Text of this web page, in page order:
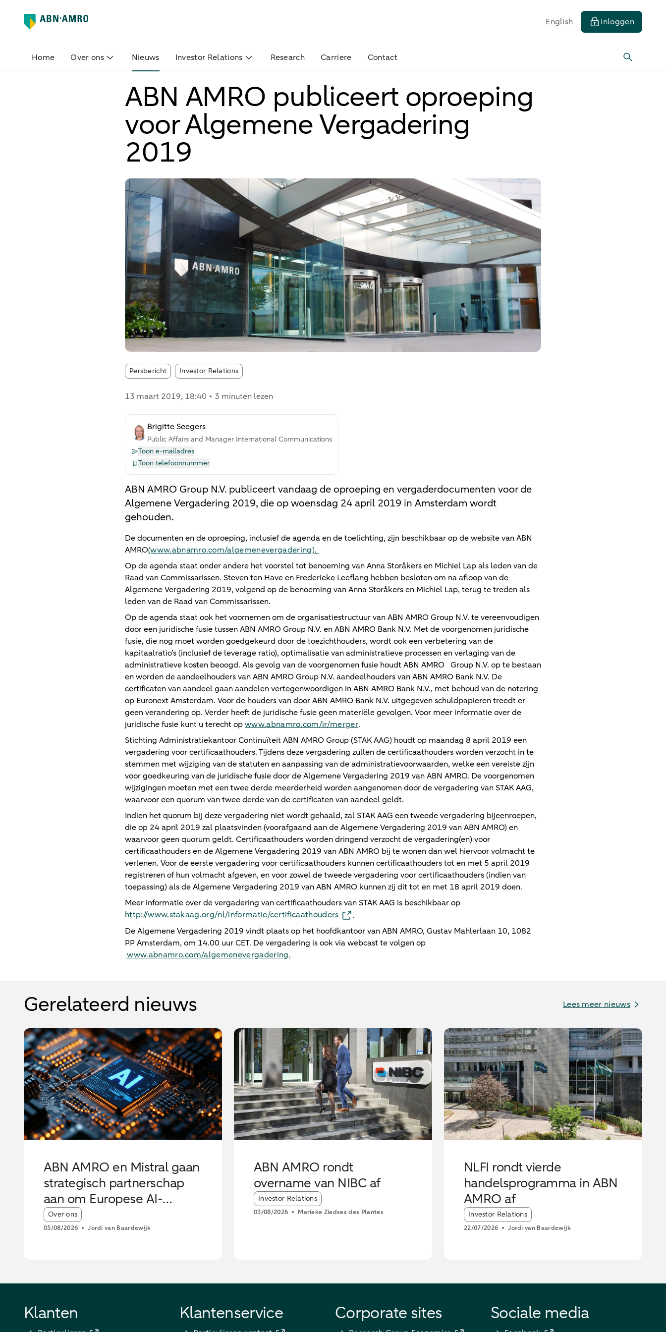
English Inloggen
Home Over ons Nieuws Investor Relations Research Carriere Contact
ABN AMRO publiceert oproeping
voor Algemene Vergadering
2019
Persbericht Article tags:
Investor Relations
13 maart 2019, 18:40 3 minuten lezen
Brigitte Seegers
Public Affairs and Manager International Communications
Toon e-mailadres
Toon telefoonnummer
ABN AMRO Group N.V. publiceert vandaag de oproeping en vergaderdocumenten voor de
Algemene Vergadering 2019, die op woensdag 24 april 2019 in Amsterdam wordt
gehouden.
De documenten en de oproeping, inclusief de agenda en de toelichting, zijn beschikbaar op de website van ABN
AMRO(www.abnamro.com/algemenevergadering).
Op de agenda staat onder andere het voorstel tot benoeming van Anna Storåkers en Michiel Lap als leden van de
Raad van Commissarissen. Steven ten Have en Frederieke Leeflang hebben besloten om na afloop van de
Algemene Vergadering 2019, volgend op de benoeming van Anna Storåkers en Michiel Lap, terug te treden als
leden van de Raad van Commissarissen.
Op de agenda staat ook het voornemen om de organisatiestructuur van ABN AMRO Group N.V. te vereenvoudigen
door een juridische fusie tussen ABN AMRO Group N.V. en ABN AMRO Bank N.V. Met de voorgenomen juridische
fusie, die nog moet worden goedgekeurd door de toezichthouders, wordt ook een verbetering van de
kapitaalratio’s (inclusief de leverage ratio), optimalisatie van administratieve processen en verlaging van de
administratieve kosten beoogd. Als gevolg van de voorgenomen fusie houdt ABN AMRO Group N.V. op te bestaan
en worden de aandeelhouders van ABN AMRO Group N.V. aandeelhouders van ABN AMRO Bank N.V. De
certificaten van aandeel gaan aandelen vertegenwoordigen in ABN AMRO Bank N.V., met behoud van de notering
op Euronext Amsterdam. Voor de houders van door ABN AMRO Bank N.V. uitgegeven schuldpapieren treedt er
geen verandering op. Verder heeft de juridische fusie geen materiële gevolgen. Voor meer informatie over de
juridische fusie kunt u terecht opwww.abnamro.com/ir/merger.
Stichting Administratiekantoor Continuïteit ABN AMRO Group (STAK AAG) houdt op maandag 8 april 2019 een
vergadering voor certificaathouders. Tijdens deze vergadering zullen de certificaathouders worden verzocht in te
stemmen met wijziging van de statuten en aanpassing van de administratievoorwaarden, welke een vereiste zijn
voor goedkeuring van de juridische fusie door de Algemene Vergadering 2019 van ABN AMRO. De voorgenomen
wijzigingen moeten met een twee derde meerderheid worden aangenomen door de vergadering van STAK AAG,
waarvoor een quorum van twee derde van de certificaten van aandeel geldt.
Indien het quorum bij deze vergadering niet wordt gehaald, zal STAK AAG een tweede vergadering bijeenroepen,
die op 24 april 2019 zal plaatsvinden (voorafgaand aan de Algemene Vergadering 2019 van ABN AMRO) en
waarvoor geen quorum geldt. Certificaathouders worden dringend verzocht de vergadering(en) voor
certificaathouders en de Algemene Vergadering 2019 van ABN AMRO bij te wonen dan wel hiervoor volmacht te
verlenen. Voor de eerste vergadering voor certificaathouders kunnen certificaathouders tot en met 5 april 2019
registreren of hun volmacht afgeven, en voor zowel de tweede vergadering voor certificaathouders (indien van
toepassing) als de Algemene Vergadering 2019 van ABN AMRO kunnen zij dit tot en met 18 april 2019 doen.
Meer informatie over de vergadering van certificaathouders van STAK AAG is beschikbaar op
http://www.stakaag.org/nl/informatie/certificaathouders
.
De Algemene Vergadering 2019 vindt plaats op het hoofdkantoor van ABN AMRO, Gustav Mahlerlaan 10, 1082
PP Amsterdam, om 14.00 uur CET. De vergadering is ook via webcast te volgen op
www.abnamro.com/algemenevergadering.
Gerelateerd nieuws Lees meer nieuws
ABN AMRO en Mistral gaan
strategisch partnerschap
aan om Europese AI-
innovatie te versterken
Article tags:
Over ons
05/08/2026 Jordi van Baardewijk
ABN AMRO rondt
overname van NIBC af
Article tags:
Investor Relations
03/08/2026 Marieke Ziedses des Plantes
NLFI rondt vierde
handelsprogramma in ABN
AMRO af
Article tags:
Investor Relations
22/07/2026 Jordi van Baardewijk
Klanten Klantenservice Corporate sites Sociale media